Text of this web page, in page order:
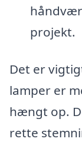
projekt.
Det er
lamper er
hængt op.
rette